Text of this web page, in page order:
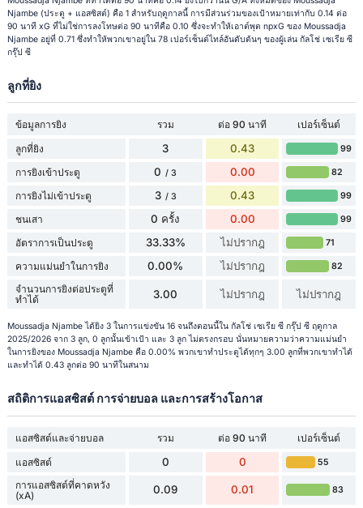
Njambe (ประตู + แอสซิสต์) คือ 1 สำหรับฤดูกาลนี้ การมีส่วนร่วมของเป้าหมายเท่ากับ 0.14 ต่อ
90 นาที xG ที่ไม่ใช่การลงโทษต่อ 90 นาทีคือ 0.10 ซึ่งจะทำให้เอาต์พุต npxG ของ Moussadja
Njambe อยู่ที่ 0.71 ซึ่งทำให้พวกเขาอยู่ใน 78 เปอร์เซ็นต์ไทล์อันดับต้นๆ ของผู้เล่น กัลโช่ เซเรีย ซี
กรุ๊ป ซี
ลูกที่ยิง
ข้อมูลการยิง รวม ต่อ 90 นาที
เปอร์เซ็นต์
ลูกที่ยิง
3 0.43 99
การยิงเข้าประตู 0 / 3 0.00 82
การยิงไม่เข้าประตู 3 / 3 0.43 99
ชนเสา 0 ครั้ง 0.00 99
อัตราการเป็นประตู 33.33% ไม่ปรากฎ 71
ความแม่นยำในการยิง 0.00% ไม่ปรากฎ 82
จำนวนการยิงต่อประตูที่
ทำได้
3.00 ไม่ปรากฎ ไม่ปรากฎ
Moussadja Njambe ได้ยิง 3 ในการแข่งขัน 16 จนถึงตอนนี้ใน กัลโช่ เซเรีย ซี กรุ๊ป ซี ฤดูกาล
2025/2026 จาก 3 ลูก, 0 ลูกนั้นเข้าเป้า และ 3 ลูก ไม่ตรงกรอบ นั่นหมายความว่าความแม่นยำ
ในการยิงของ Moussadja Njambe คือ 0.00% พวกเขาทำประตูได้ทุกๆ 3.00 ลูกที่พวกเขาทำได้
และทำได้ 0.43 ลูกต่อ 90 นาทีในสนาม
สถิติการแอสซิสต์ การจ่ายบอล และการสร้างโอกาส
แอสซิสต์และจ่ายบอล รวม ต่อ 90 นาที
เปอร์เซ็นต์
แอสซิสต์
0 0 55
การแอสซิสต์ที่คาดหวัง
(xA)
0.09 0.01 83